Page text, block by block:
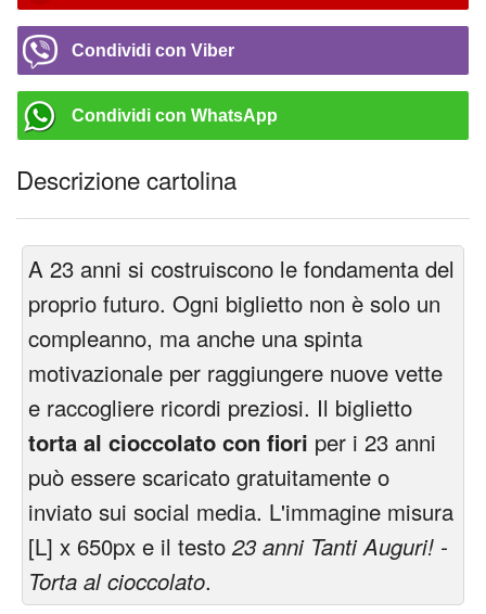
Condividi con Viber
Condividi con WhatsApp
Descrizione cartolina
A 23 anni si costruiscono le fondamenta del
proprio futuro. Ogni biglietto non è solo un
compleanno, ma anche una spinta
motivazionale per raggiungere nuove vette
e raccogliere ricordi preziosi. Il biglietto
torta al cioccolato con fiori per i 23 anni
può essere scaricato gratuitamente o
inviato sui social media. L'immagine misura
[L] x 650px e il testo 23 anni Tanti Auguri! -
Torta al cioccolato.